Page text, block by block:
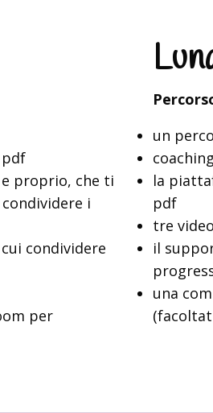
proprio, che ti
i
condividere
per
un
la
pdf
tre
il
una